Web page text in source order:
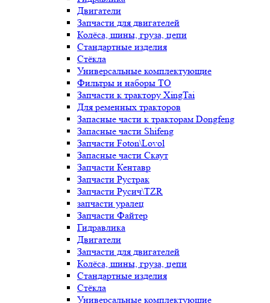
Двигатели
Запчасти для двигателей
Колёса, шины, груза, цепи
Стандартные изделия
Стёкла
Универсальные комплектующие
Фильтры и наборы ТО
Запчасти к трактору XingTai
Для ременных тракторов
Запасные части к тракторам Dongfeng
Запасные части Shifeng
Запчасти Foton\Lovol
Запасные части Скаут
Запчасти Кентавр
Запчасти Рустрак
Запчасти Русич\TZR
запчасти уралец
Запчасти Файтер
Гидравлика
Двигатели
Запчасти для двигателей
Колёса, шины, груза, цепи
Стандартные изделия
Стёкла
Универсальные комплектующие